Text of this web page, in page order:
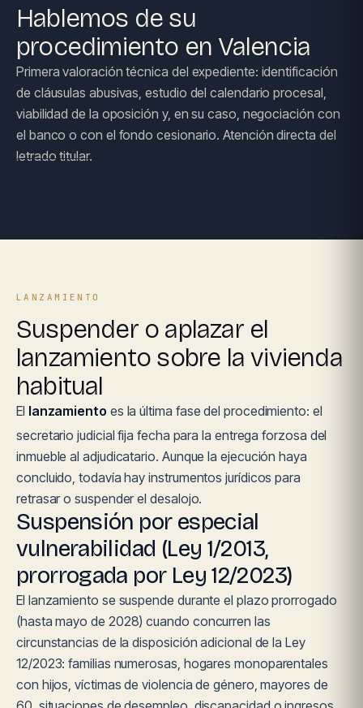
Hablemos de su
procedimiento en Valencia
Primera valoración técnica del expediente: identificación
de cláusulas abusivas, estudio del calendario procesal,
viabilidad de la oposición y, en su caso, negociación con
el banco o con el fondo cesionario. Atención directa del
letrado titular.
LANZAMIENTO
Suspender o aplazar el
lanzamiento sobre la vivienda
habitual
El lanzamiento es la última fase del procedimiento: el
secretario judicial fija fecha para la entrega forzosa del
inmueble al adjudicatario. Aunque la ejecución haya
concluido, todavía hay instrumentos jurídicos para
retrasar o suspender el desalojo.
Suspensión por especial
vulnerabilidad (Ley 1/2013,
prorrogada por Ley 12/2023)
El lanzamiento se suspende durante el plazo prorrogado
(hasta mayo de 2028) cuando concurren las
circunstancias de la disposición adicional de la Ley
12/2023: familias numerosas, hogares monoparentales
con hijos, víctimas de violencia de género, mayores de